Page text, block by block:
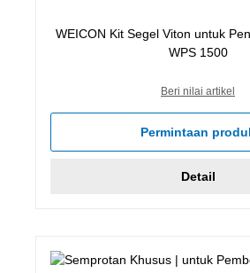
WEICON Kit Segel Viton untuk
WPS 1500
Beri nilai artikel
Permintaan
Detail